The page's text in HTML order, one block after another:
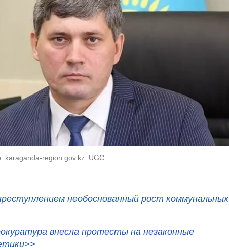
karaganda-region.gov.kz: UGC
необоснованный рост коммунальных
внесла протесты на незаконные